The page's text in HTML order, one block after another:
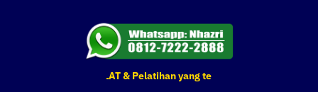
DIKLAT & Pelatihan yang tertera sewaktu-waktu dapat